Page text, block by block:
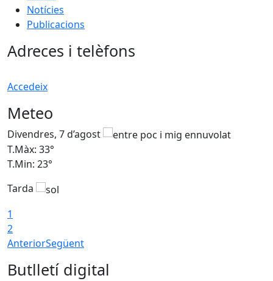
Notícies
Publicacions
Adreces i telèfons
Accedeix
Meteo
Divendres, 7 d’agost
T.Màx: 33°
T.Min: 23°
Tarda
1
2
AnteriorSegüent
Butlletí digital